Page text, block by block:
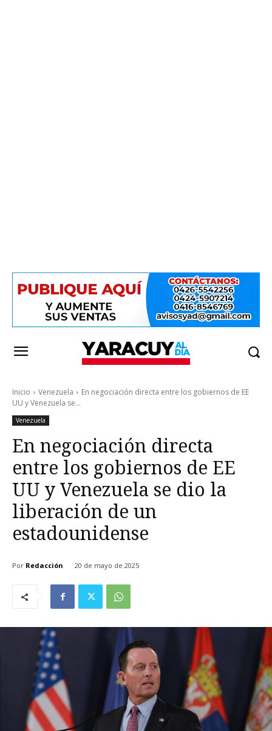
Inicio Venezuela
En negociación directa entre los gobiernos de EE
UU y Venezuela se...
Venezuela
En negociación directa
entre los gobiernos de EE
UU y Venezuela se dio la
liberación de un
estadounidense
Por Redacción 20 de mayo de 2025